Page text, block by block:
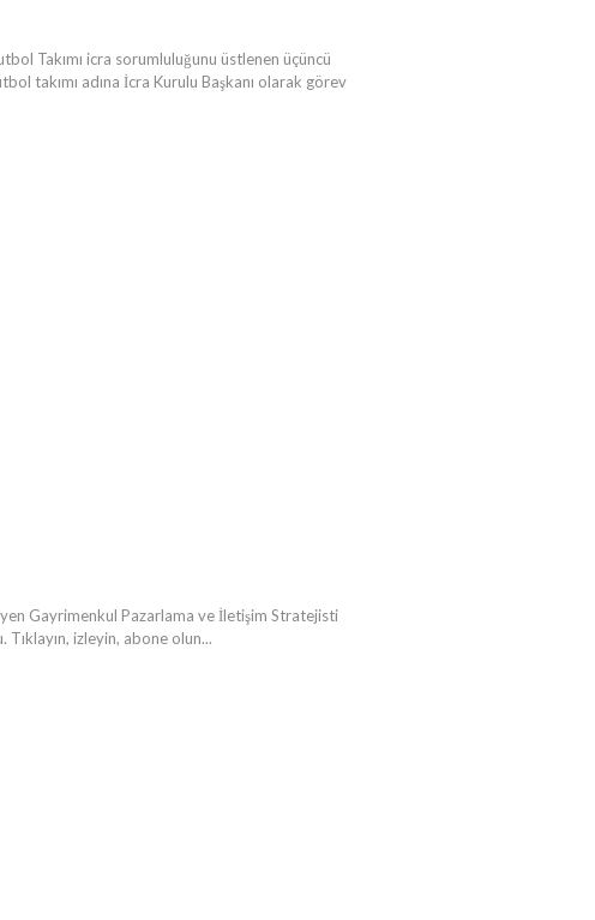
Takımı icra sorumluluğunu üstlenen üçüncü
takımı adına İcra Kurulu Başkanı olarak görev
Gayrimenkul Pazarlama ve İletişim Stratejisti
Tıklayın, izleyin, abone olun...